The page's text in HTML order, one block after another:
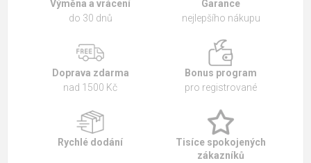
Výměna a vrácení
do 30 dnů
Garance
nejlepšího nákupu
Doprava zdarma
nad 1500 Kč
Bonus program
pro registrované
Rychlé dodání
Tisíce spokojených
zákazníků